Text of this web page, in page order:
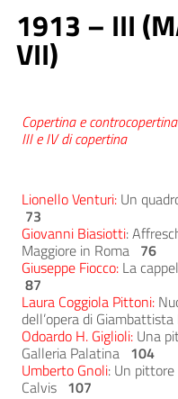
1913 – III
VII)
Copertina e controcopertina
III e IV di copertina
Lionello Venturi: Un
73
Giovanni Biasiotti:
Maggiore in Roma 76
Giuseppe Fiocco: La
87
Laura Coggiola Pittoni:
dell’opera di
Odoardo H. Giglioli: Una
Galleria Palatina 104
Umberto Gnoli: Un
Calvis 107